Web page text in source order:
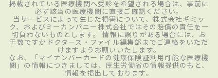
掲載されている医療機関へ受診を希望される場合は、事前に
必ず該当の医療機関に直接ご確認ください。
当サービスによって生じた損害について、株式会社ギミッ
ク、およびミーカンパニー株式会社ではその賠償の責任を一
切負わないものとします。 情報に誤りがある場合には、お
手数ですがドクターズ・ファイル編集部までご連絡をいただ
けますようお願いいたします。
なお、「マイナンバーカードの健康保険証利用可能な医療機
関」の情報につきましては、厚生労働省の情報提供のもと、
情報を掲出しております。